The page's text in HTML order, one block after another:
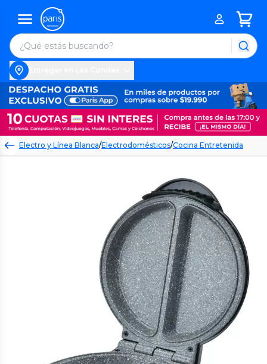
Electro y Línea Blanca/Electrodomésticos/Cocina Entretenida